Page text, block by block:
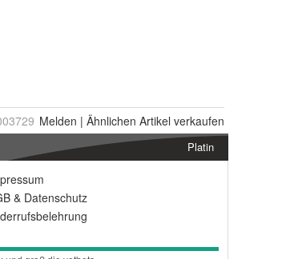
Melden | Ähnlichen Artikel verkaufen
Platin
& Datenschutz